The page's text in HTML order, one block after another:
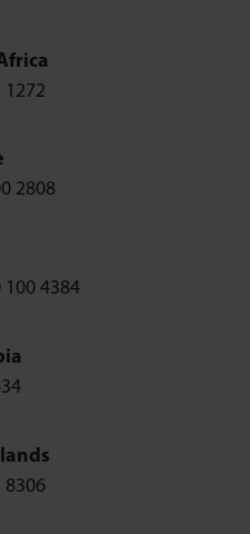
1272
2808
100 4384
8306